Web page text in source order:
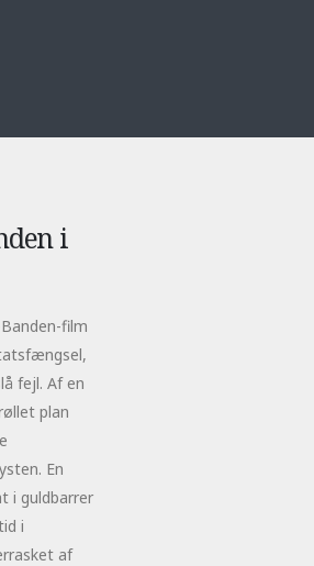
i
film
fejl. Af en
plan
En
i guldbarrer
i
af